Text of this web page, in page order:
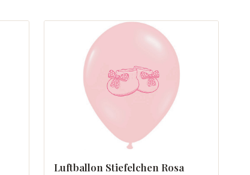
Luftballon Stiefelchen Rosa